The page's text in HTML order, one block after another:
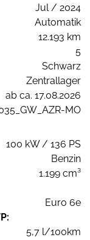
Jul / 2024
Automatik
12.193 km
5
Schwarz
Zentrallager
ab ca. 17.08.2026
MO
100 kW / 136 PS
Benzin
1.199 cm³
Euro 6e
5,7 l/100km